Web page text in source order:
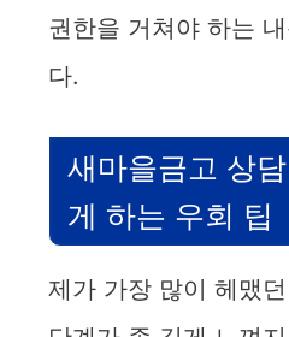
e
o
권한을 거쳐야 하는
다.
새마을금고 상
게 하는 우회 팁
제가 가장 많이 헤맸